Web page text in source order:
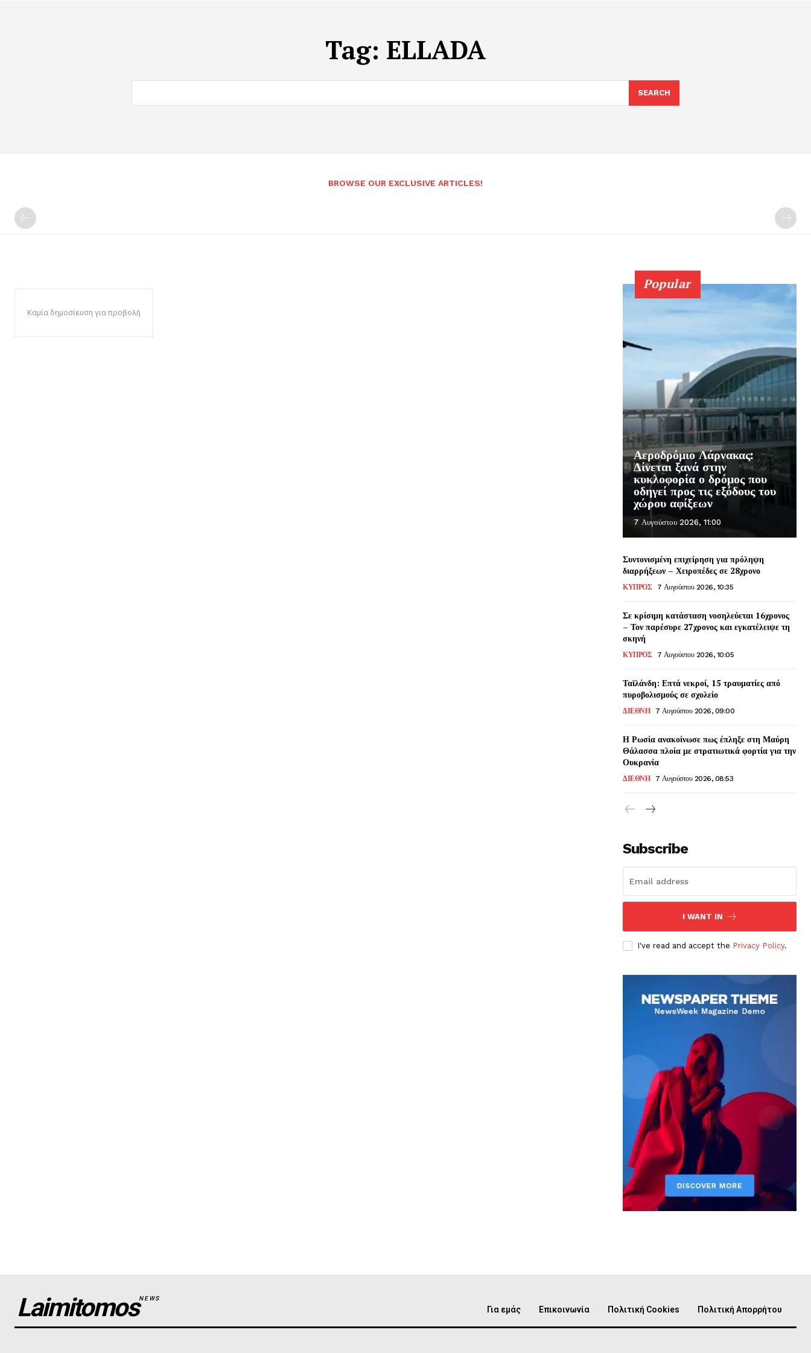
Tag: ELLADA
SEARCH
BROWSE OUR EXCLUSIVE ARTICLES!
Καμία δημοσίευση για προβολή
Popular
Αεροδρόμιο Λάρνακας:
Δίνεται ξανά στην
κυκλοφορία ο δρόμος που
οδηγεί προς τις εξόδους του
χώρου αφίξεων
7 Αυγούστου 2026, 11:00
Συντονισμένη επιχείρηση για πρόληψη
διαρρήξεων – Χειροπέδες σε 28χρονο
ΚΥΠΡΟΣ 7 Αυγούστου 2026, 10:35
Σε κρίσιμη κατάσταση νοσηλεύεται 16χρονος
– Τον παρέσυρε 27χρονος και εγκατέλειψε τη
σκηνή
ΚΥΠΡΟΣ 7 Αυγούστου 2026, 10:05
Ταϊλάνδη: Επτά νεκροί, 15 τραυματίες από
πυροβολισμούς σε σχολείο
ΔΙΕΘΝΗ 7 Αυγούστου 2026, 09:00
Η Ρωσία ανακοίνωσε πως έπληξε στη Μαύρη
Θάλασσα πλοία με στρατιωτικά φορτία για την
Ουκρανία
ΔΙΕΘΝΗ 7 Αυγούστου 2026, 08:53
Subscribe
I WANT IN
I've read and accept the Privacy Policy.
LaimitomosNEWS
Για εμάς Επικοινωνία Πολιτική Cookies Πολιτική Απορρήτου